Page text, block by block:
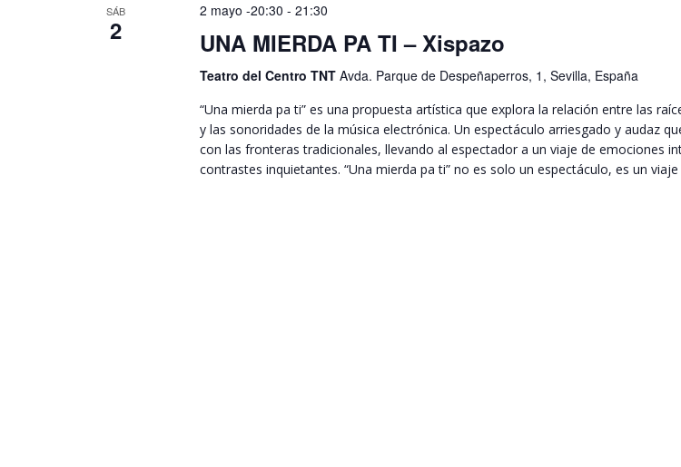
SÁB
2
2 mayo -20:30 - 21:30
UNA MIERDA PA TI – Xispazo
Teatro del Centro TNT Avda. Parque de Despeñaperros, 1, Sevilla, España
“Una mierda pa ti” es una propuesta artística que explora la relación entre las
y las sonoridades de la música electrónica. Un espectáculo arriesgado y audaz
con las fronteras tradicionales, llevando al espectador a un viaje de emociones
contrastes inquietantes. “Una mierda pa ti” no es solo un espectáculo, es un